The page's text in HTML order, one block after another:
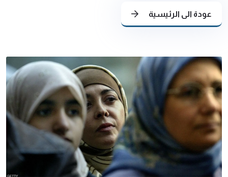
عودة الى الرئيسية